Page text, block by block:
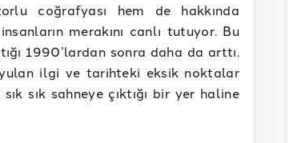
coğrafyası hem de hakkında
merakını canlı tutuyor. Bu
1990’lardan sonra daha da arttı.
ilgi ve tarihteki eksik noktalar
sık sahneye çıktığı bir yer haline